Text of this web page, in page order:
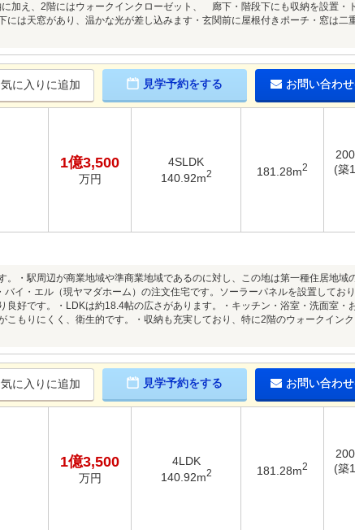
加え、2階にはウォークインクローゼット、 廊下・階段下にも収納を設置・ト
は天窓があり、温かな光が差し込みます・玄関前に屋根付きポーチ・窓は二
に入りに追加 見学予約をする お問い合わ
1億3,500
万円
4SLDK
140.92m2 181.28m2
(築
。・駅周辺が商業地域や準商業地域であるのに対し、この地は第一種住居地域
イ・エル（現ヤマダホーム）の注文住宅です。ソーラーパネルを設置してお
良好です。・LDKは約18.4帖の広さがあります。・キッチン・浴室・洗面室・
もりにくく、衛生的です。・収納も充実しており、特に2階のウォークイン
に入りに追加 見学予約をする お問い合わ
1億3,500
万円
4LDK
140.92m2 181.28m2
(築